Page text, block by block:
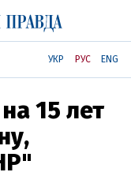
УКР РУС ENG
15 лет